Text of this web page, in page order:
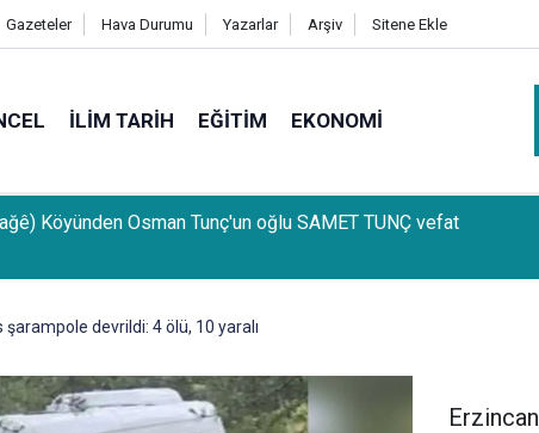
Gazeteler Hava Durumu Yazarlar Arşiv Sitene Ekle
İLIM TARIH EĞITIM EKONOMI
Köyünden Osman Tunç'un oğlu SAMET TUNÇ vefat
devrildi: 4 ölü, 10 yaralı
Erzincan